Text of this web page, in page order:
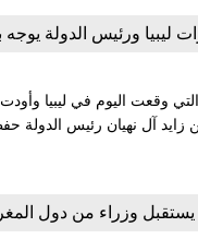
ليبيا ورئيس الدولة يوجه
التي وقعت اليوم في ليبيا
زايد آل نهيان رئيس الدولة
يستقبل وزراء من دول